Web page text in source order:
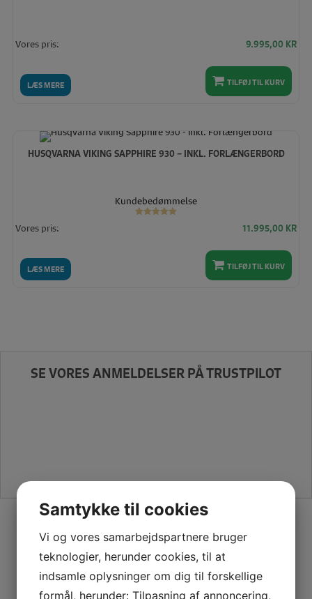
LÆS MERE
Vores pris: 9.995,00 KR
TILFØJ TIL KURV
HUSQVARNA VIKING SAPPHIRE 930 – INKL. FORLÆNGERBORD
Kundebedømmelse
LÆS MERE
Vores pris: 11.995,00 KR
TILFØJ TIL KURV
SE VORES ANMELDELSER PÅ TRUSTPILOT
SIKKER HANDEL PÅ SYMASKINETORVET.DK
Samtykke til cookies
Vi og vores samarbejdspartnere bruger
teknologier, herunder cookies, til at
indsamle oplysninger om dig til forskellige
formål, herunder: Tilpasning af annoncering,